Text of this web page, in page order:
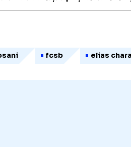
fcsb elias